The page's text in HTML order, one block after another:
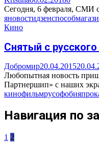
Сегодня, 6 февраля, СМИ
яновостидзенспособ
Кино
Снятый с
Добромир20.04.2015
Любопытная новость
Партнершип» с наших
кинофильмрусофобия
Навигация по
1 2